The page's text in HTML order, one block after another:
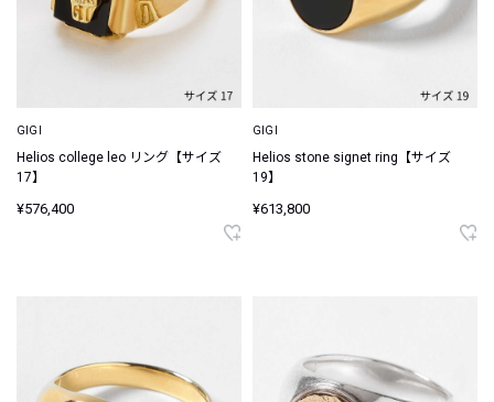
GIGI
Helios college leo リング【サイズ
17】
¥576,400
GIGI
Helios stone signet ring【サイズ
19】
¥613,800